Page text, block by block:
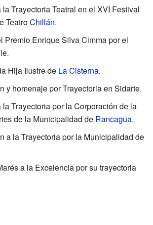
Trayectoria Teatral en el XVI Festival
TeatroChillán.
Premio Enrique Silva Cimma por el
Hija Ilustre de La Cisterna.
y homenaje por Trayectoria en Sidarte.
Trayectoria por la Corporación de la
de la Municipalidad de Rancagua.
a la Trayectoria por la Municipalidad de
a la Excelencia por su trayectoria